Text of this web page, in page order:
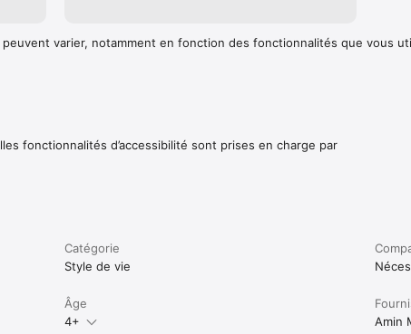
varier, notamment en fonction des fonctionnalités que vous
fonctionnalités d’accessibilité sont prises en charge par
Catégorie
Style de vie
Âge
4+
Amin